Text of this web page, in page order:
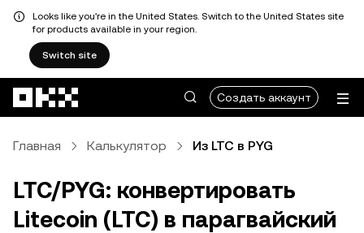
Looks like you're in the United States. Switch to the United States site
for products available in your region.
Switch site
Создать аккаунт
Главная Калькулятор Из LTC в PYG
LTC/PYG: конвертировать
Litecoin (LTC) в парагвайский